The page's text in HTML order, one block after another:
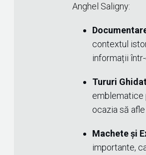
Anghel Saligny:
contextul
informații
Tururi
emblematice
ocazia să
Machete și
importante,